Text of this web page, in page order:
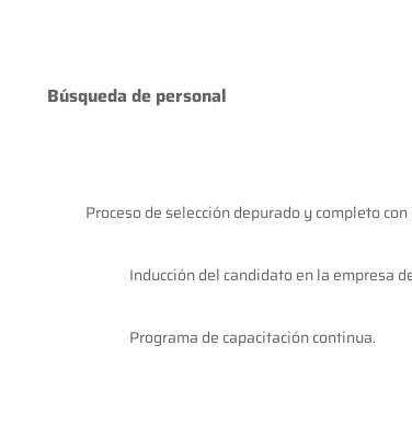
Búsqueda de personal
Proceso de selección depurado y completo
Inducción del candidato en la empresa
Programa de capacitación continua.